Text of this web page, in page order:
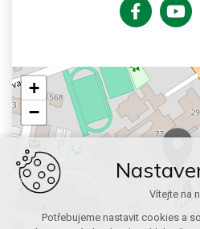
+
−
Vítejte na
Potřebujeme nastavit cookies a